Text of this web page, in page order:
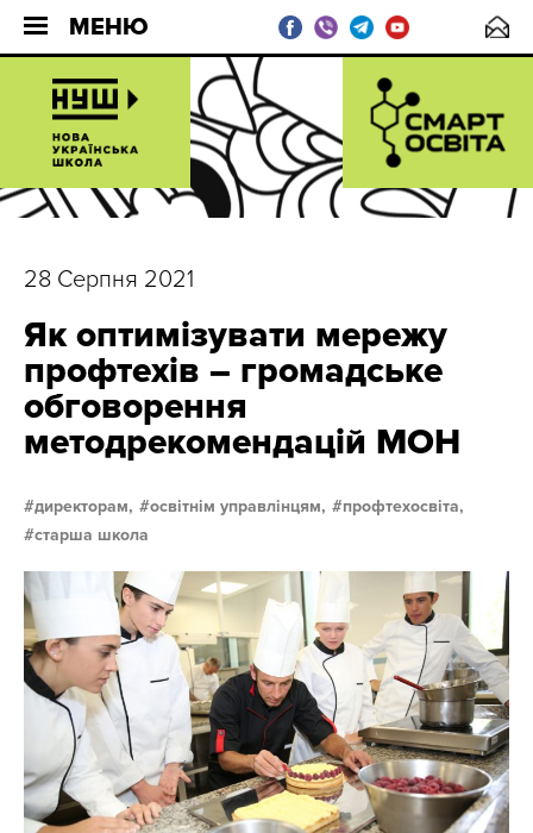
МЕНЮ
28 Серпня 2021
Як оптимізувати мережу
профтехів – громадське
обговорення
методрекомендацій МОН
директорам, освітнім управлінцям,
профтехосвіта,
старша школа